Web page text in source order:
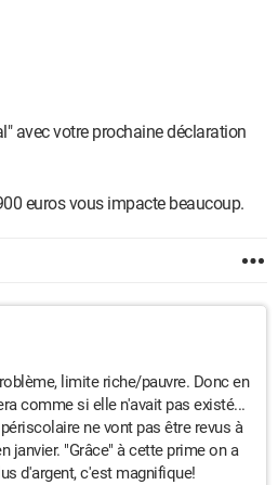
avec votre prochaine déclaration
euros vous impacte beaucoup.
limite riche/pauvre. Donc en
comme si elle n'avait pas existé...
ne vont pas être revus à
janvier. "Grâce" à cette prime on a
d'argent, c'est magnifique!